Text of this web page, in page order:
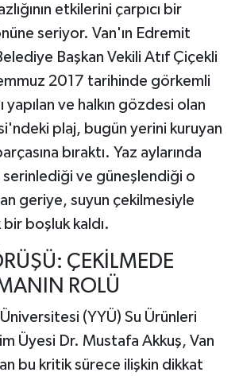
etkilerini çarpıcı bir
seriyor. Van'ın Edremit
Başkan Vekili Atıf Çiçekli
2017 tarihinde görkemli
yapılan ve halkın gözdesi olan
plaj, bugün yerini kuruyan
bıraktı. Yaz aylarında
serinlediği ve güneşlendiği o
geriye, suyun çekilmesiyle
boşluk kaldı.
ÇEKİLMEDE
ROLÜ
Üniversitesi (YYÜ) Su Ürünleri
Üyesi Dr. Mustafa Akkuş, Van
bu kritik sürece ilişkin dikkat